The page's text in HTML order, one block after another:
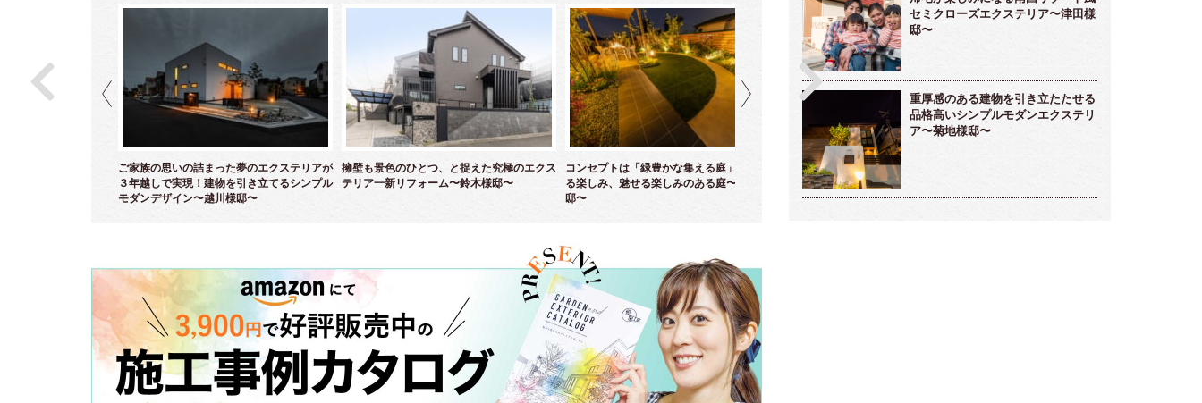
ご家族の思いの詰まった夢のエクステリアが
３年越しで実現！建物を引き立てるシンプル
モダンデザイン〜越川様邸〜
擁壁も景色のひとつ、と捉えた究極のエクス
テリア一新リフォーム〜鈴木様邸〜
コンセプトは「緑豊かな集える庭」！ 育て
る楽しみ、魅せる楽しみのある庭〜並木様
邸〜
優雅な雰囲気のラウンジ的存在ガーデンルー
ム～高橋様邸～
セミクローズエクステリア〜津田様
邸〜
重厚感のある建物を引き立たたせる
品格高いシンプルモダンエクステリ
ア〜菊地様邸〜